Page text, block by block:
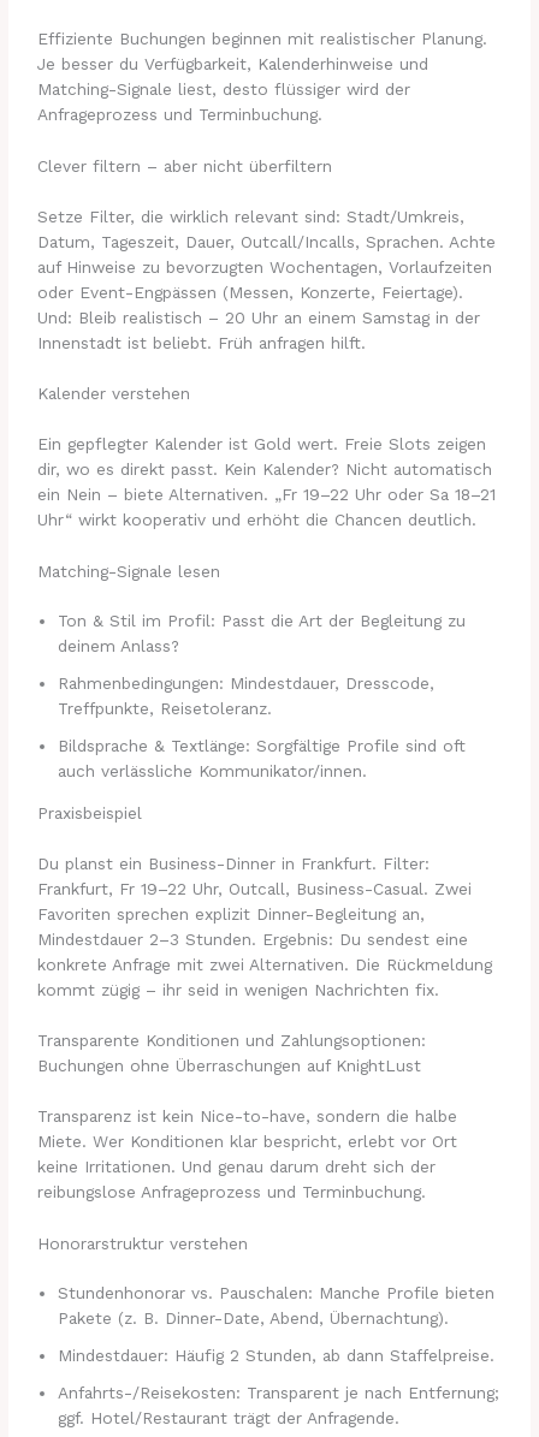
Effiziente Buchungen beginnen mit realistischer Planung.
Je besser du Verfügbarkeit, Kalenderhinweise und
Matching-Signale liest, desto flüssiger wird der
Anfrageprozess und Terminbuchung.
Clever filtern – aber nicht überfiltern
Setze Filter, die wirklich relevant sind: Stadt/Umkreis,
Datum, Tageszeit, Dauer, Outcall/Incalls, Sprachen. Achte
auf Hinweise zu bevorzugten Wochentagen, Vorlaufzeiten
oder Event-Engpässen (Messen, Konzerte, Feiertage).
Und: Bleib realistisch – 20 Uhr an einem Samstag in der
Innenstadt ist beliebt. Früh anfragen hilft.
Kalender verstehen
Ein gepflegter Kalender ist Gold wert. Freie Slots zeigen
dir, wo es direkt passt. Kein Kalender? Nicht automatisch
ein Nein – biete Alternativen. „Fr 19–22 Uhr oder Sa 18–21
Uhr“ wirkt kooperativ und erhöht die Chancen deutlich.
Matching-Signale lesen
Ton & Stil im Profil: Passt die Art der Begleitung zu
deinem Anlass?
Rahmenbedingungen: Mindestdauer, Dresscode,
Treffpunkte, Reisetoleranz.
Bildsprache & Textlänge: Sorgfältige Profile sind oft
auch verlässliche Kommunikator/innen.
Praxisbeispiel
Du planst ein Business-Dinner in Frankfurt. Filter:
Frankfurt, Fr 19–22 Uhr, Outcall, Business-Casual. Zwei
Favoriten sprechen explizit Dinner-Begleitung an,
Mindestdauer 2–3 Stunden. Ergebnis: Du sendest eine
konkrete Anfrage mit zwei Alternativen. Die Rückmeldung
kommt zügig – ihr seid in wenigen Nachrichten fix.
Transparente Konditionen und Zahlungsoptionen:
Buchungen ohne Überraschungen auf KnightLust
Transparenz ist kein Nice-to-have, sondern die halbe
Miete. Wer Konditionen klar bespricht, erlebt vor Ort
keine Irritationen. Und genau darum dreht sich der
reibungslose Anfrageprozess und Terminbuchung.
Honorarstruktur verstehen
Stundenhonorar vs. Pauschalen: Manche Profile bieten
Pakete (z. B. Dinner-Date, Abend, Übernachtung).
Mindestdauer: Häufig 2 Stunden, ab dann Staffelpreise.
Anfahrts-/Reisekosten: Transparent je nach Entfernung;
ggf. Hotel/Restaurant trägt der Anfragende.